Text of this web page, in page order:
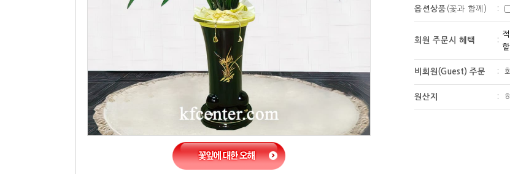
옵션상품 (꽃과 함께) :
회원 주문시 혜택 :
비회원(Guest) 주문 :
원산지 :